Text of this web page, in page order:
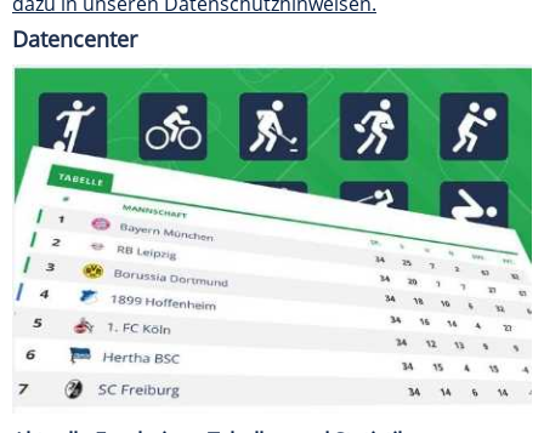
Datencenter